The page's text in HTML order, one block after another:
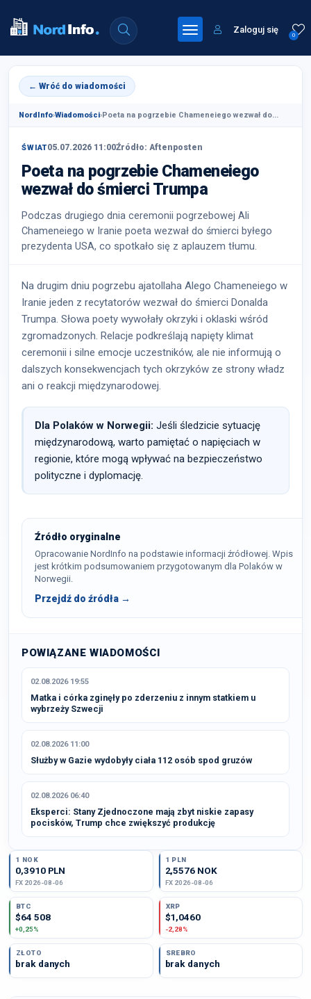
0
Zaloguj się
← Wróć do wiadomości
NordInfo›Wiadomości›Poeta na pogrzebie Chameneiego wezwał do...
ŚWIAT05.07.2026 11:00Źródło: Aftenposten
Poeta na pogrzebie Chameneiego
wezwał do śmierci Trumpa
Podczas drugiego dnia ceremonii pogrzebowej Ali
Chameneiego w Iranie poeta wezwał do śmierci byłego
prezydenta USA, co spotkało się z aplauzem tłumu.
Na drugim dniu pogrzebu ajatollaha Alego Chameneiego w
Iranie jeden z recytatorów wezwał do śmierci Donalda
Trumpa. Słowa poety wywołały okrzyki i oklaski wśród
zgromadzonych. Relacje podkreślają napięty klimat
ceremonii i silne emocje uczestników, ale nie informują o
dalszych konsekwencjach tych okrzyków ze strony władz
ani o reakcji międzynarodowej.
Dla Polaków w Norwegii: Jeśli śledzicie sytuację
międzynarodową, warto pamiętać o napięciach w
regionie, które mogą wpływać na bezpieczeństwo
polityczne i dyplomację.
Źródło oryginalne
Opracowanie NordInfo na podstawie informacji źródłowej. Wpis
jest krótkim podsumowaniem przygotowanym dla Polaków w
Norwegii.
Przejdź do źródła →
POWIĄZANE WIADOMOŚCI
02.08.2026 19:55
Matka i córka zginęły po zderzeniu z innym statkiem u
wybrzeży Szwecji
02.08.2026 11:00
Służby w Gazie wydobyły ciała 112 osób spod gruzów
02.08.2026 06:40
Eksperci: Stany Zjednoczone mają zbyt niskie zapasy
pocisków, Trump chce zwiększyć produkcję
1 NOK
0,3910 PLN
FX 2026-08-06
1 PLN
2,5576 NOK
FX 2026-08-06
BTC
$64 508
+0,25%
XRP
$1,0460
-2,28%
ZŁOTO
brak danych
SREBRO
brak danych